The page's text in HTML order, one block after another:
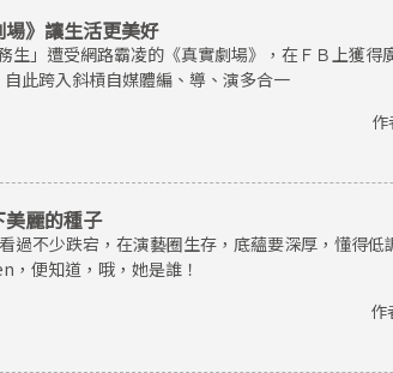
》讓生活更美好
生」遭受網路霸凌的《真實劇場》，在ＦＢ上獲
此跨入斜槓自媒體編、導、演多合一
作
麗的種子
過不少跌宕，在演藝圈生存，底蘊要深厚，懂得
，便知道，哦，她是誰！
作